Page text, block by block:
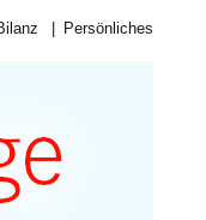
Persönliches